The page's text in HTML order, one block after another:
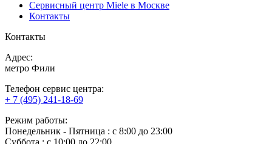
Сервисный центр Miele в Москве
Контакты
Контакты
Адрес:
метро Фили
Телефон сервис центра:
+ 7 (495) 241-18-69
Режим работы:
Понедельник ‐ Пятница : с 8:00 до 23:00
Суббота : с 10:00 до 22:00